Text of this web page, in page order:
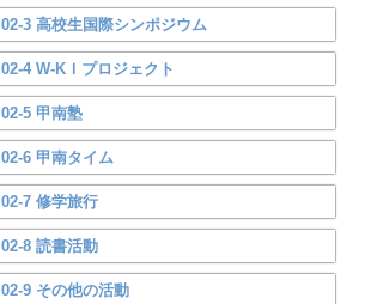
02-3 高校生国際シンポジウム
02-4 W-KＩプロジェクト
02-5 甲南塾
02-6 甲南タイム
02-7 修学旅行
02-8 読書活動
02-9 その他の活動